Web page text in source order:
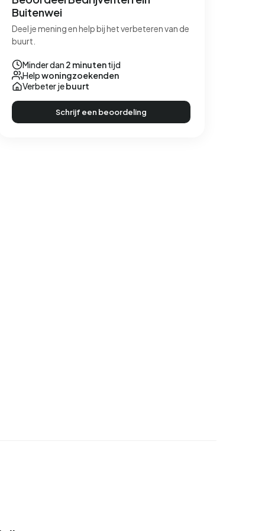
Buitenwei
Deel je mening en help bij het verbeteren van de
buurt.
Minder dan 2 minutentijd
Helpwoningzoekenden
Verbeter jebuurt
Schrijf een beoordeling